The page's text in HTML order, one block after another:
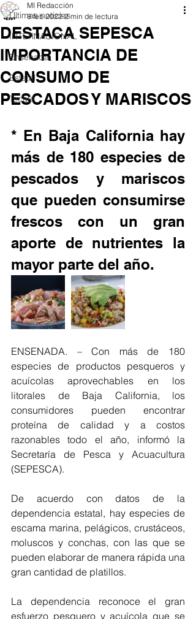
Últimas noticias
INTERNACIONAL
Ensenada
Estatal
Tecate
DESTACA SEPESCA
IMPORTANCIA DE
CONSUMO DE
PESCADOS Y MARISCOS
MI Redacción
8 feb 2022 2 min de lectura
* En Baja California hay
más de 180 especies de
pescados y mariscos
que pueden consumirse
frescos con un gran
aporte de nutrientes la
mayor parte del año.
ENSENADA. – Con más de 180
especies de productos pesqueros y
acuícolas aprovechables en los
litorales de Baja California, los
consumidores pueden encontrar
proteína de calidad y a costos
razonables todo el año, informó la
Secretaría de Pesca y Acuacultura
(SEPESCA).
De acuerdo con datos de la
dependencia estatal, hay especies de
escama marina, pelágicos, crustáceos,
moluscos y conchas, con las que se
pueden elaborar de manera rápida una
gran cantidad de platillos.
La dependencia reconoce el gran
esfuerzo pesquero y acuícola que se